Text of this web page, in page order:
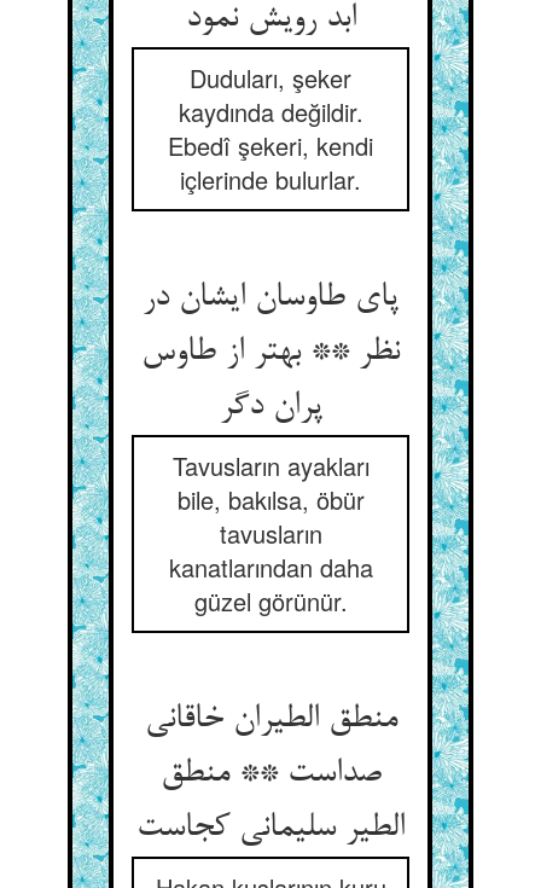
ابد رویش نمود
Duduları, şeker
kaydında değildir.
Ebedî şekeri, kendi
içlerinde bulurlar.
پای طاوسان ایشان در
نظر ** بهتر از طاوس
پران دگر
Tavusların ayakları
bile, bakılsa, öbür
tavusların
kanatlarından daha
güzel görünür.
منطق الطیران خاقانی
صداست ** منطق
الطیر سلیمانی کجاست‏